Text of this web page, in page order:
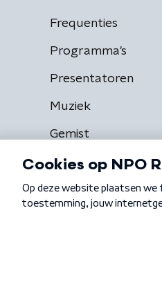
Frequenties
Programma's
Presentatoren
Muziek
Gemist
Algemene